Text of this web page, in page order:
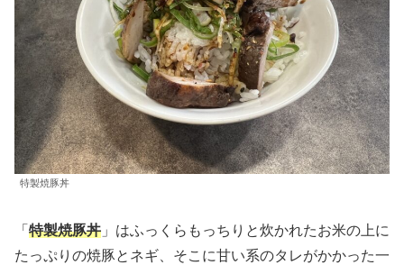
特製焼豚丼
「 特製焼豚丼 」はふっくらもっちりと炊かれたお米の上に
たっぷりの焼豚とネギ、そこに甘い系のタレがかかった一